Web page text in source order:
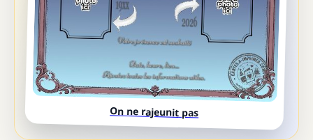
On ne rajeunit pas